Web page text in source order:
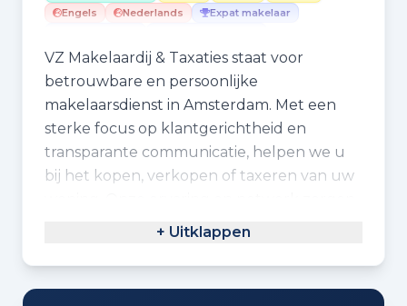
Engels
Nederlands
Expat makelaar
VZ Makelaardij & Taxaties staat voor
betrouwbare en persoonlijke
makelaarsdienst in Amsterdam. Met een
sterke focus op klantgerichtheid en
transparante communicatie, helpen we u
bij het kopen, verkopen of taxeren van uw
voor een soepele doorlooptijd, waarbij uw
dienstverlening in verkoop, taxaties en
verhuur. Onze werkwijze is gekenmerkt
+ Uitklappen